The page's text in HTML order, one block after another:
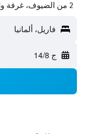
2 من الضيوف، غرفة واحدة
فاريل، ألمانيا
ج 14/8